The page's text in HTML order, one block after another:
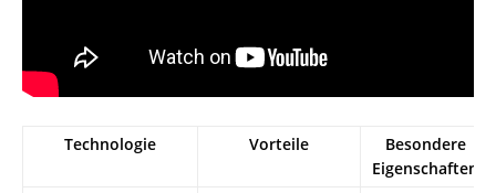
Technologie Vorteile
Besondere
Eigenschaften